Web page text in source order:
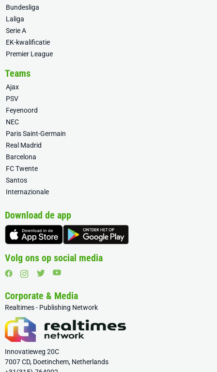
Bundesliga
Laliga
Serie A
EK-kwalificatie
Premier League
Teams
Ajax
PSV
Feyenoord
NEC
Paris Saint-Germain
Real Madrid
Barcelona
FC Twente
Santos
Internazionale
Download de app
Volg ons op social media
Corporate & Media
Realtimes - Publishing Network
Innovatieweg 20C
7007 CD, Doetinchem, Netherlands